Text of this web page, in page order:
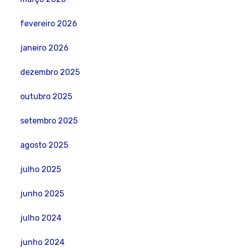
fevereiro 2026
janeiro 2026
dezembro 2025
outubro 2025
setembro 2025
agosto 2025
julho 2025
junho 2025
julho 2024
junho 2024